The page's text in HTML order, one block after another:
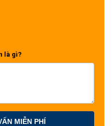
là gì?
MIỄN PHÍ